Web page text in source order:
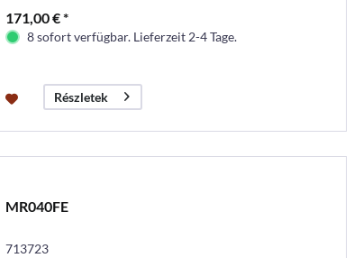
171,00 € *
8 sofort verfügbar. Lieferzeit 2-4 Tage.
Részletek
MR040FE
713723